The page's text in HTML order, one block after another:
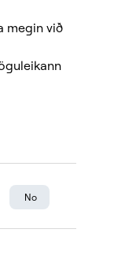
megin við
No